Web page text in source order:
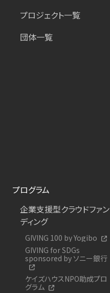
プロジェクト一覧
団体一覧
プログラム
企業支援型クラウドファン
ディング
GIVING 100 by Yogibo
GIVING for SDGs
sponsored by ソニー銀行
ケイズハウスNPO助成プロ
グラム